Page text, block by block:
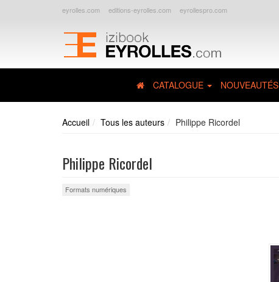
eyrolles.com editions-eyrolles.com eyrollespro.com
CATALOGUE NOUVEAUTÉS
Accueil Tous les auteurs Philippe Ricordel
Philippe Ricordel
Formats numériques